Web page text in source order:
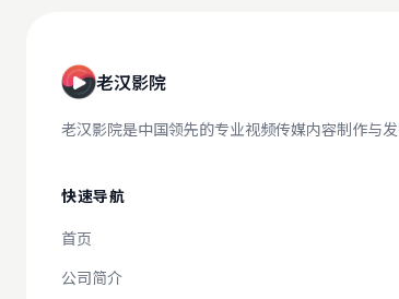
老汉影院
老汉影院是中国领先的专业视频传媒内容制作与
快速导航
首页
公司简介